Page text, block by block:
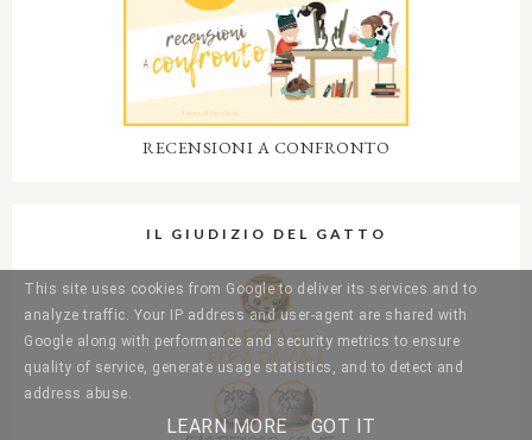
RECENSIONI A CONFRONTO
IL GIUDIZIO DEL GATTO
This site uses cookies from Google to deliver its services and to
analyze traffic. Your IP address and user-agent are shared with
Google along with performance and security metrics to ensure
quality of service, generate usage statistics, and to detect and
address abuse.
LEARN MORE GOT IT